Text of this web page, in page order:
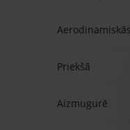
Priekšā
Aizmugurē